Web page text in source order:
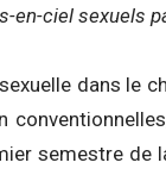
en-ciel sexuels
dans le
semestre